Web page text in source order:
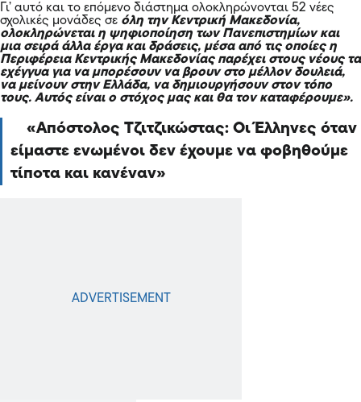
Γι’ αυτό και το επόμενο διάστημα ολοκληρώνονται 52 νέες
σχολικές μονάδες σε όλη την Κεντρική Μακεδονία,
ολοκληρώνεται η ψηφιοποίηση των Πανεπιστημίων και
μια σειρά άλλα έργα και δράσεις, μέσα από τις οποίες η
Περιφέρεια Κεντρικής Μακεδονίας παρέχει στους νέους τα
εχέγγυα για να μπορέσουν να βρουν στο μέλλον δουλειά,
να μείνουν στην Ελλάδα, να δημιουργήσουν στον τόπο
τους. Αυτός είναι ο στόχος μας και θα τον καταφέρουμε».
Απόστολος Τζιτζικώστας: Οι Έλληνες όταν
είμαστε ενωμένοι δεν έχουμε να φοβηθούμε
τίποτα και κανέναν